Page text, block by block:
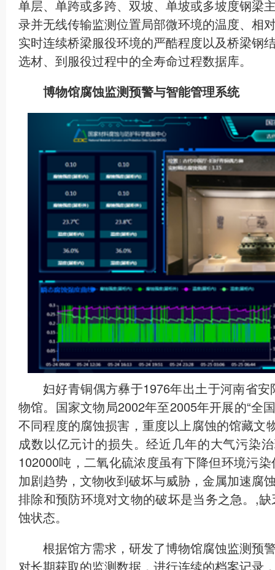
单层、单跨或多跨、双坡、单坡或多坡度钢梁
录并无线传输监测位置局部微环境的温度、相
实时连续桥梁服役环境的严酷程度以及桥梁钢
选材、到服役过程中的全寿命过程数据库。
博物馆腐蚀监测预警与智能管理系统
妇好青铜偶方彝于1976年出土于河南省
物馆。国家文物局2002年至2005年开展的“全
不同程度的腐蚀损害，重度以上腐蚀的馆藏
成数以亿元计的损失。经近几年的大气污染
102000吨，二氧化硫浓度虽有下降但环境污
加剧趋势，文物收到破坏与威胁，金属加速腐
排除和预防环境对文物的破坏是当务之急。,
蚀状态。
根据馆方需求，研发了博物馆腐蚀监测预
对长期获取的监测数据，进行连续的档案记录